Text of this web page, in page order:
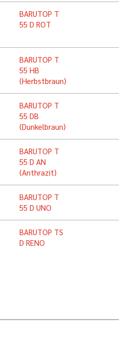
BARUTOP T
55 D ROT
BARUTOP T
55 HB
(Herbstbraun)
BARUTOP T
55 DB
(Dunkelbraun)
BARUTOP T
55 D AN
(Anthrazit)
BARUTOP T
55 D UNO
BARUTOP TS
D RENO